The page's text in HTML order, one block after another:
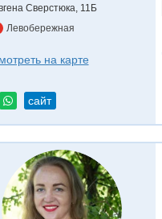
Сверстюка, 11Б
Левобережная
на карте
сайт